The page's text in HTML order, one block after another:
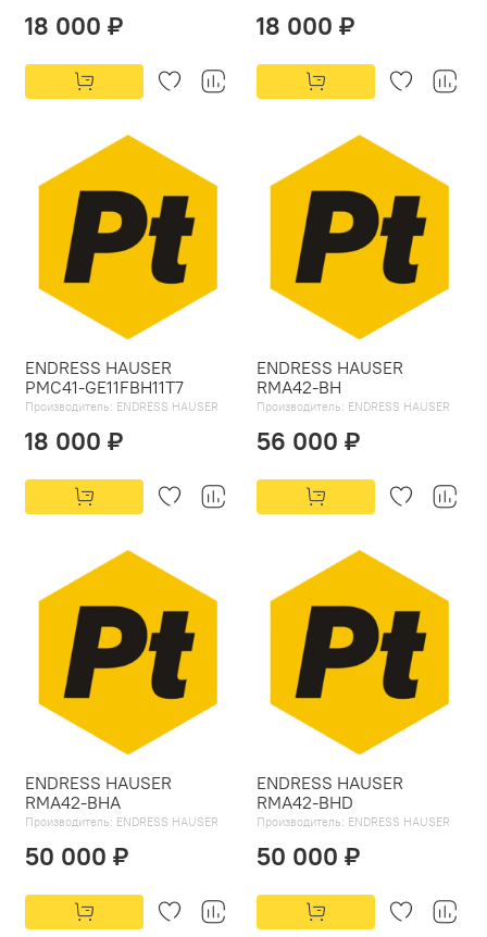
18 000 ₽ 18 000 ₽
ENDRESS HAUSER
PMC41-GE11FBH11T7
Производитель: ENDRESS HAUSER
18 000 ₽
ENDRESS HAUSER
RMA42-BH
Производитель: ENDRESS HAUSER
56 000 ₽
ENDRESS HAUSER
RMA42-BHA
Производитель: ENDRESS HAUSER
50 000 ₽
ENDRESS HAUSER
RMA42-BHD
Производитель: ENDRESS HAUSER
50 000 ₽